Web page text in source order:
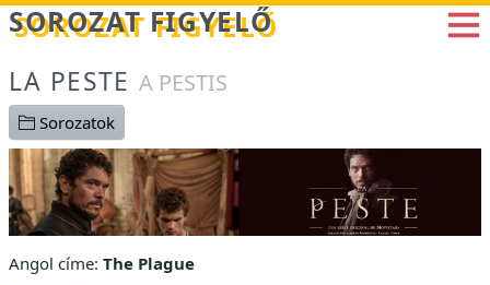
Betöltés...
SOROZAT FIGYELŐ
LA PESTE A PESTIS
Sorozatok
Angol címe: The Plague